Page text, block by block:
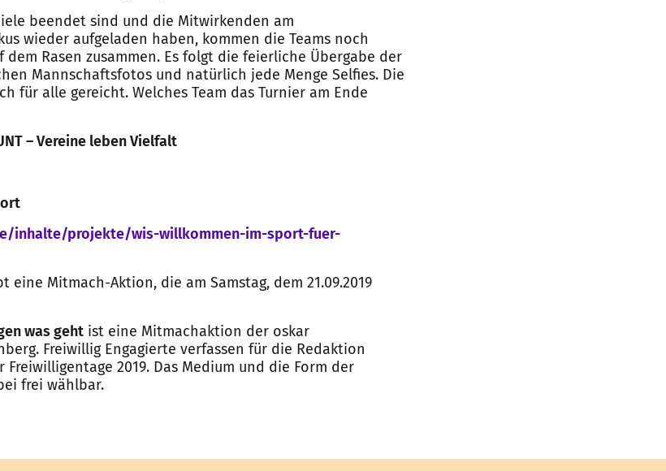
beendet sind und die Mitwirkenden am
wieder aufgeladen haben, kommen die Teams noch
Rasen zusammen. Es folgt die feierliche Übergabe der
Mannschaftsfotos und natürlich jede Menge Selfies. Die
für alle gereicht. Welches Team das Turnier am Ende
– Vereine leben Vielfalt
inhalte/projekte/wis-willkommen-im-sport-fuer-
eine Mitmach-Aktion, die am Samstag, dem 21.09.2019
was geht ist eine Mitmachaktion der oskar
Freiwillig Engagierte verfassen für die Redaktion
2019. Das Medium und die Form der
frei wählbar.